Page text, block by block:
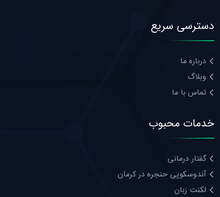
دسترسی سریع
درباره ما
وبلاگ
تماس با ما
خدمات محبوب
گفتار درمانی
آندوسکوپی حنجره در کرمان
لکنت زبان